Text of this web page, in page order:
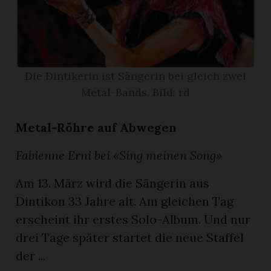
Bremgarten
Metal-Röhre auf Abwegen
Fabienne Erni bei «Sing meinen Song»
Am 13. März wird die Sängerin aus
Dintikon 33 Jahre alt. Am gleichen Tag
erscheint ihr erstes Solo-Album. Und nur
drei Tage später startet die neue Staffel
der ...